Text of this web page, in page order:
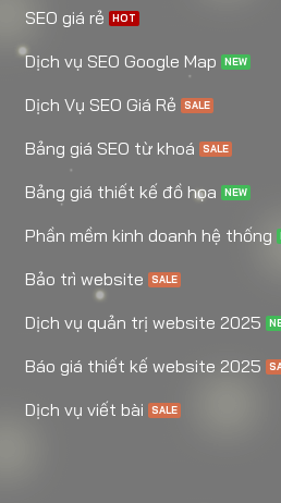
SEO giá rẻ
Dịch vụ SEO Google Map
Dịch Vụ SEO Giá Rẻ
Bảng giá SEO từ khoá
Bảng giá thiết kế đồ họa
Phần mềm kinh doanh hệ thống
Bảo trì website
Dịch vụ quản trị website 2025
Báo giá thiết kế website 2025
Dịch vụ viết bài